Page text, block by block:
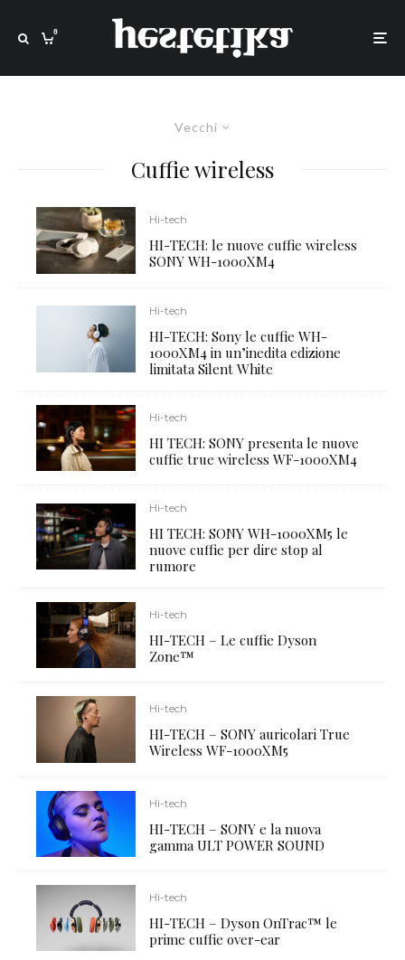
0
Vecchi
Cuffie wireless
Hi-tech
HI-TECH: le nuove cuffie wireless
SONY WH-1000XM4
Hi-tech
HI-TECH: Sony le cuffie WH-
1000XM4 in un’inedita edizione
limitata Silent White
Hi-tech
HI TECH: SONY presenta le nuove
cuffie true wireless WF-1000XM4
Hi-tech
HI TECH: SONY WH-1000XM5 le
nuove cuffie per dire stop al
rumore
Hi-tech
HI-TECH – Le cuffie Dyson
Zone™
Hi-tech
HI-TECH – SONY auricolari True
Wireless WF-1000XM5
Hi-tech
HI-TECH – SONY e la nuova
gamma ULT POWER SOUND
Hi-tech
HI-TECH – Dyson OnTrac™ le
prime cuffie over-ear